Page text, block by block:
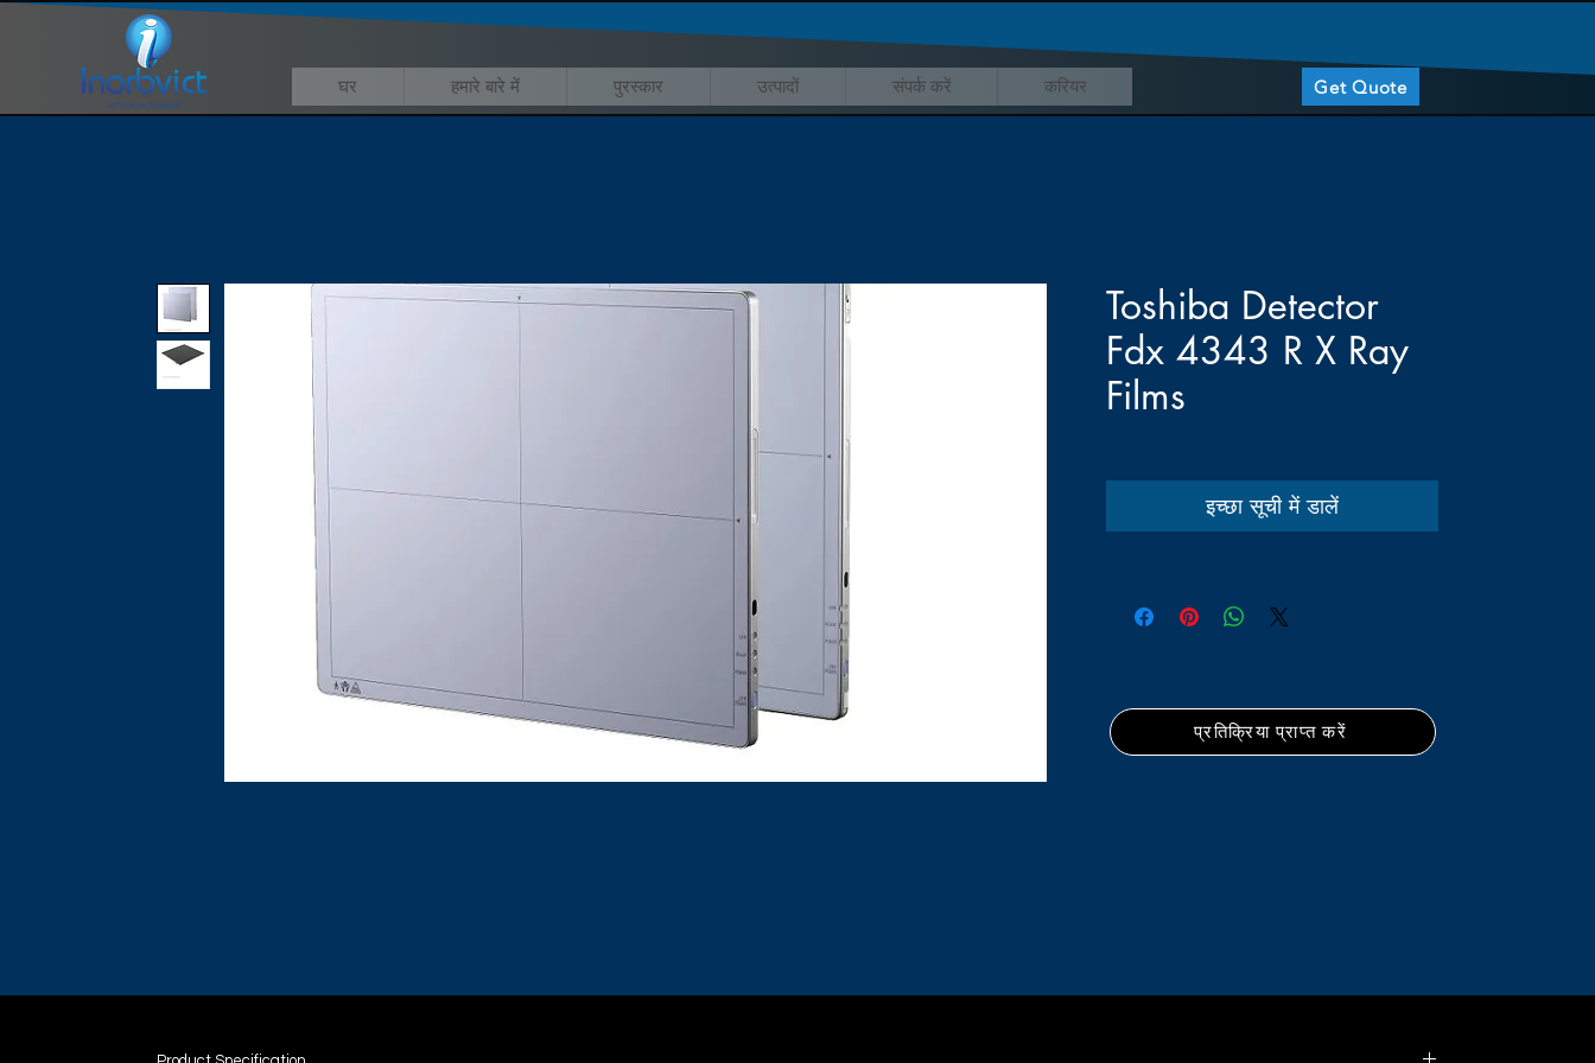
घर हमारे बारे में पुरस्कार उत्पादों संपर्क करें करियर Get Quote
Toshiba Detector
Fdx 4343 R X Ray
Films
इच्छा सूची में डालें
प्रतिक्रिया प्राप्त करें